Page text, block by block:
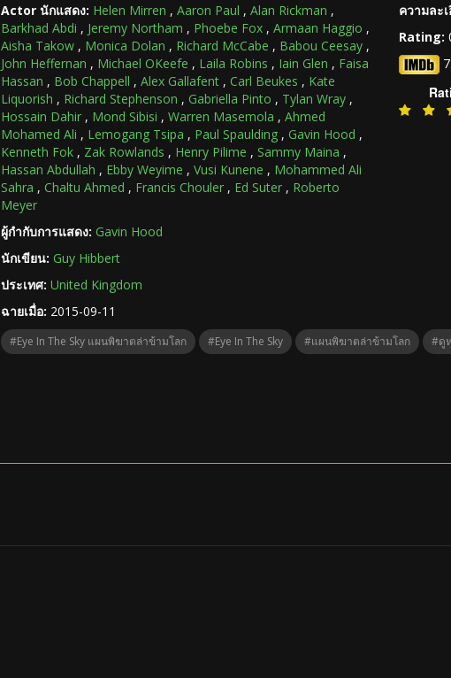
Actor นักแสดง: Helen Mirren , Aaron Paul , Alan Rickman ,
Barkhad Abdi , Jeremy Northam , Phoebe Fox , Armaan Haggio ,
Aisha Takow , Monica Dolan , Richard McCabe , Babou Ceesay ,
John Heffernan , Michael OKeefe , Laila Robins , Iain Glen , Faisa
Hassan , Bob Chappell , Alex Gallafent , Carl Beukes , Kate
Liquorish , Richard Stephenson , Gabriella Pinto , Tylan Wray ,
Hossain Dahir , Mond Sibisi , Warren Masemola , Ahmed
Mohamed Ali , Lemogang Tsipa , Paul Spaulding , Gavin Hood ,
Kenneth Fok , Zak Rowlands , Henry Pilime , Sammy Maina ,
Hassan Abdullah , Ebby Weyime , Vusi Kunene , Mohammed Ali
Sahra , Chaltu Ahmed , Francis Chouler , Ed Suter , Roberto
Meyer
ผู้กำกับการแสดง: Gavin Hood
นักเขียน: Guy Hibbert
ประเทศ: United Kingdom
ฉายเมื่อ: 2015-09-11
ความละ
Rating:
#Eye In The Sky แผนพิฆาตล่าข้ามโลก #Eye In The Sky #แผนพิฆาตล่าข้ามโลก #ดู